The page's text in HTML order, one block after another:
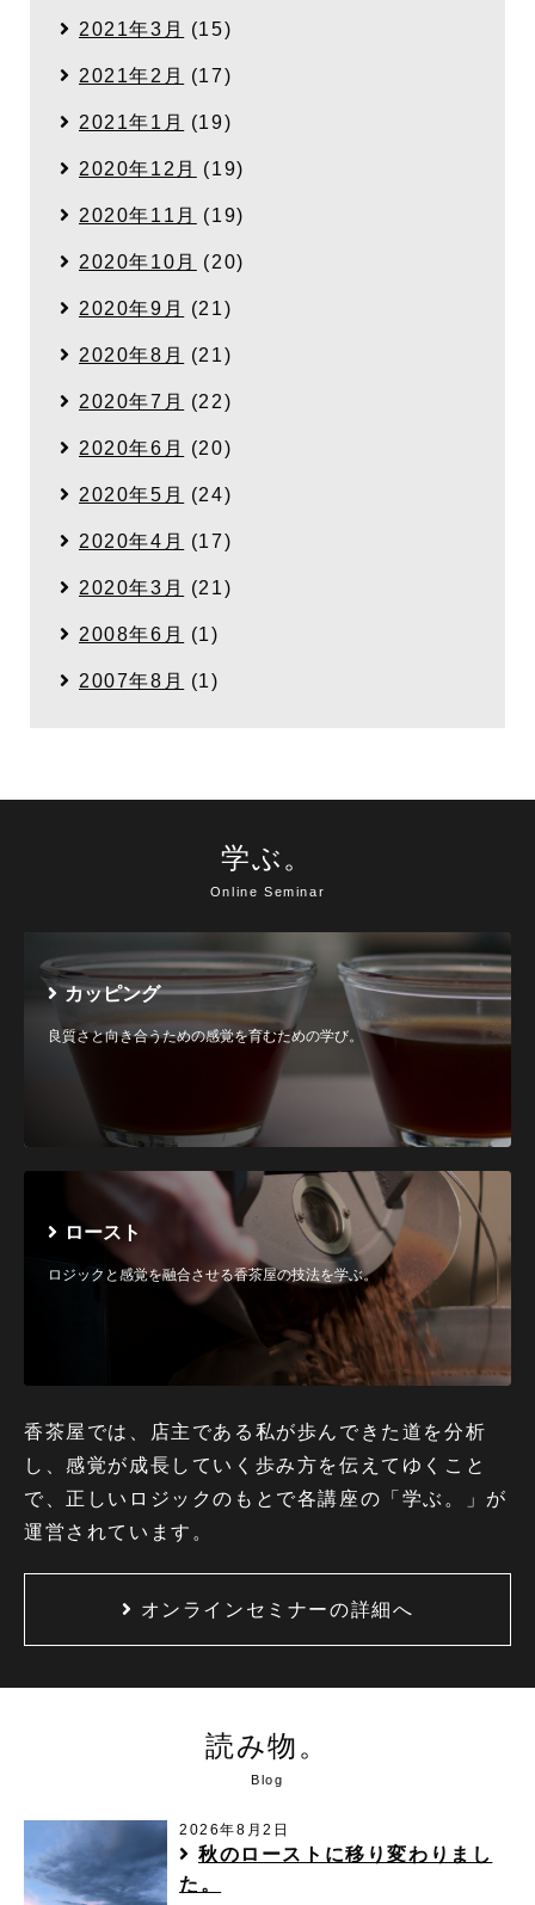
2021年3月 (15)
2021年2月 (17)
2021年1月 (19)
2020年12月 (19)
2020年11月 (19)
2020年10月 (20)
2020年9月 (21)
2020年8月 (21)
2020年7月 (22)
2020年6月 (20)
2020年5月 (24)
2020年4月 (17)
2020年3月 (21)
2008年6月 (1)
2007年8月 (1)
学ぶ。
Online Seminar
カッピング
良質さと向き合うための感覚を育むための学び。
ロースト
ロジックと感覚を融合させる香茶屋の技法を学ぶ。
香茶屋では、店主である私が歩んできた道を分析
し、感覚が成長していく歩み方を伝えてゆくこと
で、正しいロジックのもとで各講座の「学ぶ。」が
運営されています。
オンラインセミナーの詳細へ
読み物。
Blog
2026年8月2日
秋のローストに移り変わりまし
た。